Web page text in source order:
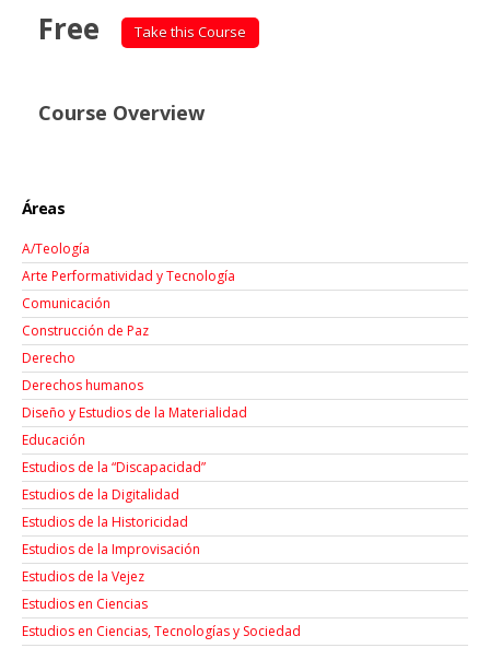
Free Take this Course
Course Overview
Áreas
A/Teología
Arte Performatividad y Tecnología
Comunicación
Construcción de Paz
Derecho
Derechos humanos
Diseño y Estudios de la Materialidad
Educación
Estudios de la “Discapacidad”
Estudios de la Digitalidad
Estudios de la Historicidad
Estudios de la Improvisación
Estudios de la Vejez
Estudios en Ciencias
Estudios en Ciencias, Tecnologías y Sociedad